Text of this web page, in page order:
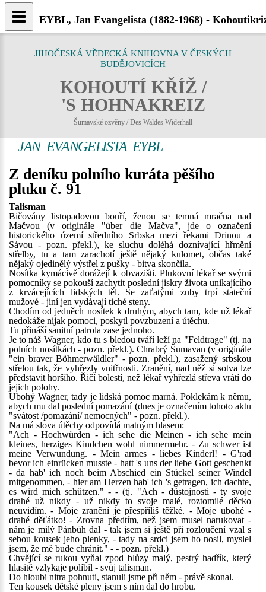
JIHOČESKÁ VĚDECKÁ KNIHOVNA V ČESKÝCH
BUDĚJOVICÍCH
KOHOUTÍ KŘÍŽ /
'S HOHNAKREIZ
Šumavské ozvěny / Des Waldes Widerhall
JAN EVANGELISTA EYBL
Z deníku polního kuráta pěšího
pluku č. 91
Talisman
Bičovány listopadovou bouří, ženou se temná mračna nad
Mačvou (v originále "über die Mačva", jde o označení
historického území středního Srbska mezi řekami Drinou a
Sávou - pozn. překl.), ke sluchu doléhá doznívající hřmění
střelby, tu a tam zarachotí ještě nějaký kulomet, občas také
nějaký ojedinělý výstřel z pušky - bitva skončila.
Nosítka kymácivě dorážejí k obvazišti. Plukovní lékař se svými
pomocníky se pokouší zachytit poslední jiskry života unikajícího
z krvácejících lidských těl. Se zaťatými zuby trpí stateční
mužové - jiní jen vydávají tiché steny.
Chodím od jedněch nosítek k druhým, abych tam, kde už lékař
nedokáže nijak pomoci, poskytl povzbuzení a útěchu.
Tu přináší sanitní patrola zase jednoho.
Je to náš Wagner, kdo tu s bledou tváří leží na "Feldtrage" (tj. na
polních nosítkách - pozn. překl.). Chrabrý Šumavan (v originále
"ein braver Böhmerwäldler" - pozn. překl.), zasažený srbskou
střelou tak, že vyhřezly vnitřnosti. Zranění, nad něž si sotva lze
představit horšího. Řičí bolestí, než lékař vyhřezlá střeva vrátí do
jejich polohy.
Ubohý Wagner, tady je lidská pomoc marná. Poklekám k němu,
abych mu dal poslední pomazání (dnes je označením tohoto aktu
"svátost /pomazání/ nemocných" - pozn. překl.).
Na má slova útěchy odpovídá matným hlasem:
"Ach - Hochwürden - ich sehe die Meinen - ich sehe mein
kleines, herziges Kindchen wohl nimmermehr. - Zu schwer ist
meine Verwundung. - Mein armes - liebes Kinderl! - G'rad
bevor ich einrücken musste - hatt 's uns der liebe Gott geschenkt
- da hab' ich noch beim Abschied ein Stückel seiner Windel
mitgenommen, - hier am Herzen hab' ich 's getragen, ich dachte,
es wird mich schützen." - - (tj. "Ach - důstojnosti - ty svoje
drahé už nikdy - už nikdy to svoje malé, roztomilé děcko
neuvidím. - Moje zranění je přespříliš těžké. - Moje ubohé -
drahé děťátko! - Zrovna předtím, než jsem musel narukovat -
nám je milý Pánbůh dal - tak jsem si ještě při rozloučení vzal s
sebou kousek jeho plenky, - tady na srdci jsem ho nosil, myslel
jsem, že mě bude chránit." - - pozn. překl.)
Chvějící se rukou vyňal zpod blůzy malý, pestrý hadřík, který
hlasitě vzlykaje políbil - svůj talisman.
Do hloubi nitra pohnuti, stanuli jsme při něm - právě skonal.
Ten kousek dětské pleny jsem s ním dal do hrobu.
EYBL, Jan Evangelista (1882-1968) -